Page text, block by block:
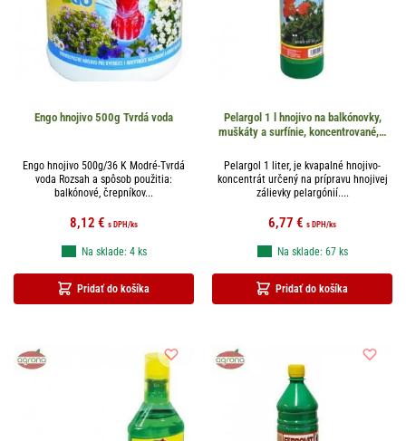
Engo hnojivo 500g Tvrdá voda
Engo hnojivo 500g/36 K Modré-Tvrdá
voda Rozsah a spôsob použitia:
balkónové, črepníkov...
8,12 € s DPH /ks
Pridať do košíka
Na sklade: 4 ks
Pelargol 1 l hnojivo na balkónovky,
muškáty a surfínie, koncentrované,…
Pelargol 1 liter, je kvapalné hnojivo-
koncentrát určený na prípravu hnojivej
zálievky pelargónií....
6,77 € s DPH /ks
Pridať do košíka
Na sklade: 67 ks